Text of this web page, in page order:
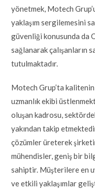
yönetmek, Motech
yaklaşım sergilemesini
güvenliği konusunda da
sağlanarak çalışanların
tutulmaktadır.
Motech Grup’ta
uzmanlık ekibi
oluşan kadrosu,
yakından takip
çözümler üreterek
mühendisler, geniş bir
sahiptir. Müşterilere en
ve etkili yaklaşımlar